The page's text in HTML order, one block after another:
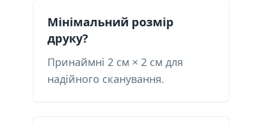
Мінімальний розмір
друку?
Принаймні 2 см × 2 см для
надійного сканування.